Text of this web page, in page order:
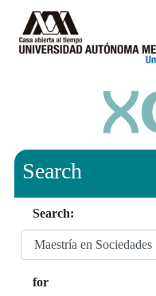
Search
Search:
for